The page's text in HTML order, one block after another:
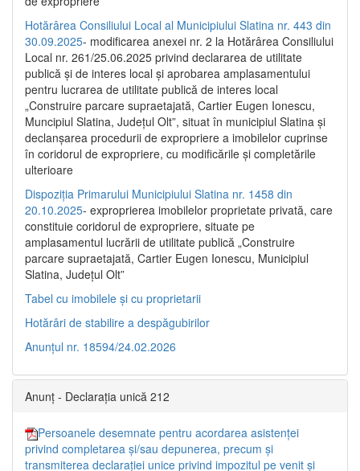
Hotărârea Consiliului Local al Municipiului Slatina nr. 443 din
30.09.2025- modificarea anexei nr. 2 la Hotărârea Consiliului
Local nr. 261/25.06.2025 privind declararea de utilitate
publică şi de interes local şi aprobarea amplasamentului
pentru lucrarea de utilitate publică de interes local
„Construire parcare supraetajată, Cartier Eugen Ionescu,
Muncipiul Slatina, Judeţul Olt”, situat în municipiul Slatina şi
declanşarea procedurii de expropriere a imobilelor cuprinse
în coridorul de expropriere, cu modificările şi completările
ulterioare
Dispoziția Primarului Municipiului Slatina nr. 1458 din
20.10.2025- exproprierea imobilelor proprietate privată, care
constituie coridorul de expropriere, situate pe
amplasamentul lucrării de utilitate publică „Construire
parcare supraetajată, Cartier Eugen Ionescu, Municipiul
Slatina, Județul Olt”
Tabel cu imobilele și cu proprietarii
Hotărâri de stabilire a despăgubirilor
Anunțul nr. 18594/24.02.2026
Anunț - Declarația unică 212
Persoanele desemnate pentru acordarea asistenței
privind completarea și/sau depunerea, precum și
transmiterea declarației unice privind impozitul pe venit și